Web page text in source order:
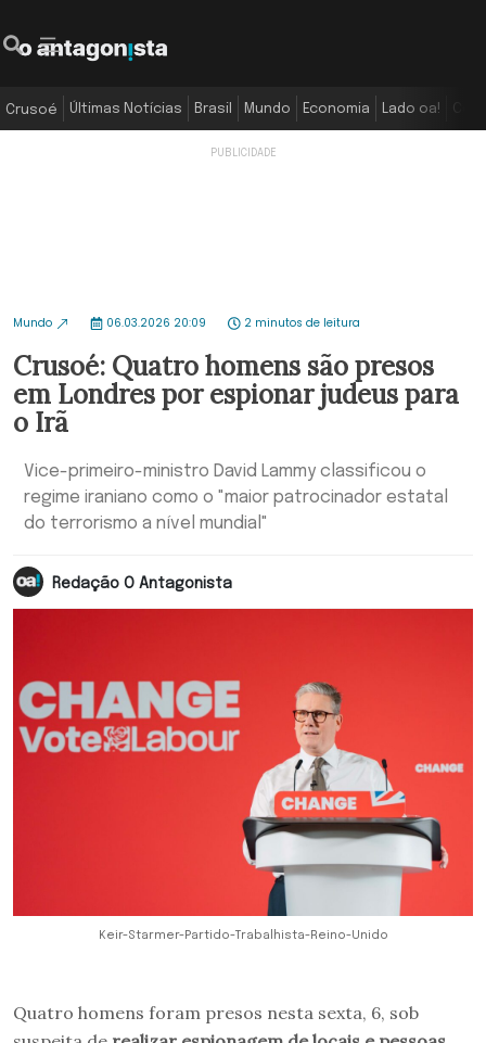
Crusoé Últimas Notícias Brasil Mundo Economia Lado oa!
Mundo 06.03.2026 20:09 2 minutos de leitura
Crusoé: Quatro homens são presos
em Londres por espionar judeus para
o Irã
Vice-primeiro-ministro David Lammy classificou o
regime iraniano como o "maior patrocinador estatal
do terrorismo a nível mundial"
Redação O Antagonista
Keir-Starmer-Partido-Trabalhista-Reino-Unido
Quatro homens foram presos nesta sexta, 6, sob